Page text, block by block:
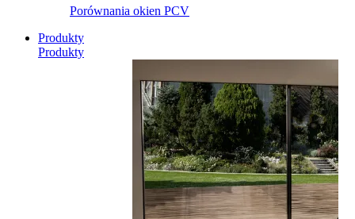
Porównania okien PCV
Produkty
Produkty